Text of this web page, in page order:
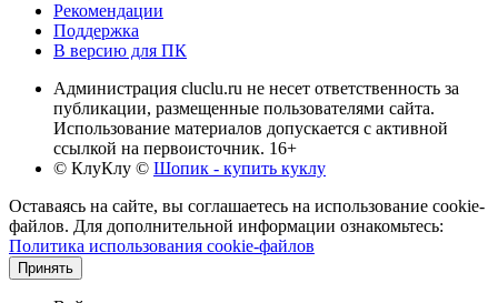
Рекомендации
Поддержка
В версию для ПК
Администрация cluclu.ru не несет ответственность за
публикации, размещенные пользователями сайта.
Использование материалов допускается с активной
ссылкой на первоисточник. 16+
© КлуКлу © Шопик - купить куклу
Оставаясь на сайте, вы соглашаетесь на использование cookie-
файлов. Для дополнительной информации ознакомьтесь:
Политика использования cookie-файлов
Принять